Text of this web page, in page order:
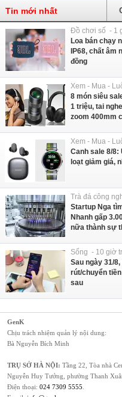
Tin mới nhất
Đồ chơi số - 1
Loa bán chạy
IP68, chất âm
đồng
Xem - Mua -
8 món siêu
1 triệu, tai
zoom 400mm
Xem - Mua -
Canh sale 8/8:
loạt giảm giá,
Trà đá công
Startup Nga
Nhanh gấp
nữa thành sự
Sống - 10 giờ
Sau ngày 31/
rút/chuyển
sau
GenK
Chịu trách nhiệm quản lý nội dung:
Bà Nguyễn Bích Minh
TRỤ SỞ HÀ NỘI: Tầng 22, Tòa nhà
Nguyễn Huy Tưởng, phường Thanh
Điện thoại: 024 7309 5555